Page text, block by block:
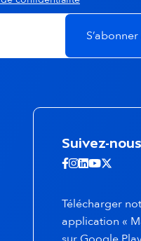
Suivez-nous
Suivez-
Suivez-
Suivez-
Télécharger
application «